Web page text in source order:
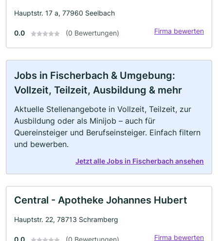
Hauptstr. 17 a, 77960 Seelbach
0.0 (0 Bewertungen) Firma bewerten
Jobs in Fischerbach & Umgebung:
Vollzeit, Teilzeit, Ausbildung & mehr
Aktuelle Stellenangebote in Vollzeit, Teilzeit, zur
Ausbildung oder als Minijob – auch für
Quereinsteiger und Berufseinsteiger. Einfach filtern
und bewerben.
Jetzt alle Jobs in Fischerbach ansehen
Central - Apotheke Johannes Hubert
Hauptstr. 22, 78713 Schramberg
0.0 (0 Bewertungen) Firma bewerten